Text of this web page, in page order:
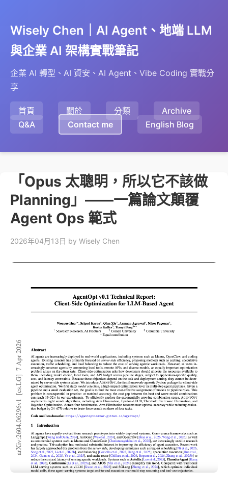
Wisely Chen｜AI Agent、地端 LLM
與企業 AI 架構實戰筆記
企業 AI 轉型、AI 資安、AI Agent、Vibe Coding 實戰分
享
首頁 關於 分類
Archive
Q&A
Contact me English Blog
「Opus 太聰明，所以它不該做
Planning」——一篇論文顛覆
Agent Ops 範式
2026年04月13日 by Wisely Chen